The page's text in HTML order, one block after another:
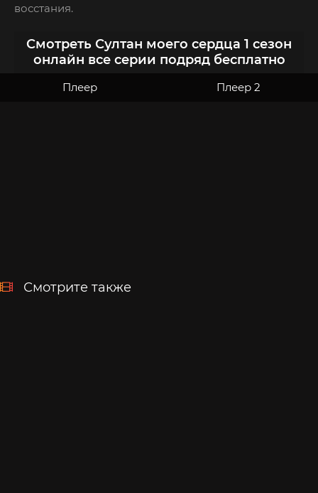
восстания.
Смотреть Султан моего сердца 1 сезон
онлайн все серии подряд бесплатно
Плеер Плеер 2
Смотрите также